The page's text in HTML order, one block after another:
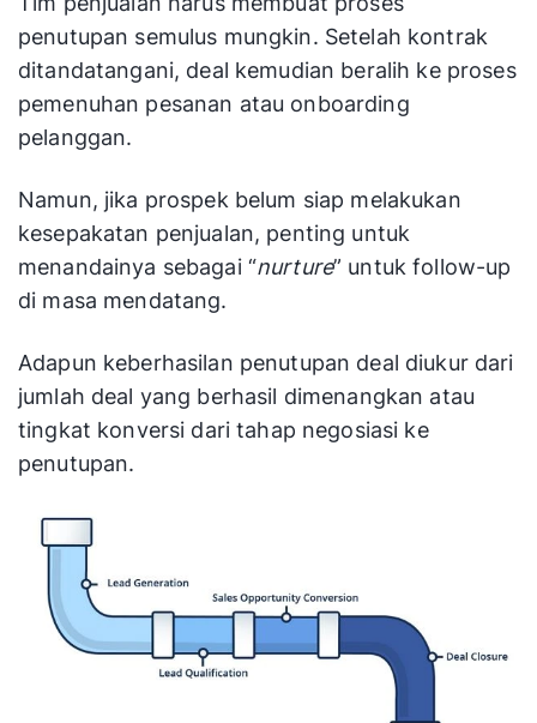
penutupan semulus mungkin. Setelah kontrak
ditandatangani, deal kemudian beralih ke proses
pemenuhan pesanan atau onboarding
pelanggan.
Namun, jika prospek belum siap melakukan
kesepakatan penjualan, penting untuk
menandainya sebagai “nurture” untuk follow-up
di masa mendatang.
Adapun keberhasilan penutupan deal diukur dari
jumlah deal yang berhasil dimenangkan atau
tingkat konversi dari tahap negosiasi ke
penutupan.